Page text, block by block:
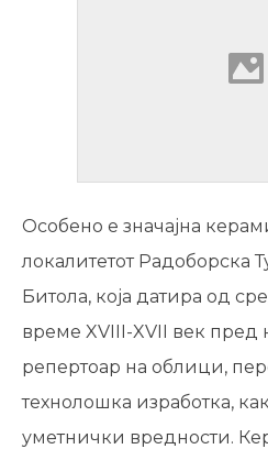
Особено е значајна
локалитетот Радоборска
Битола, која датира од
време XVIII-XVII век пред
репертоар на облици,
технолошка изработка,
уметнички вредности.